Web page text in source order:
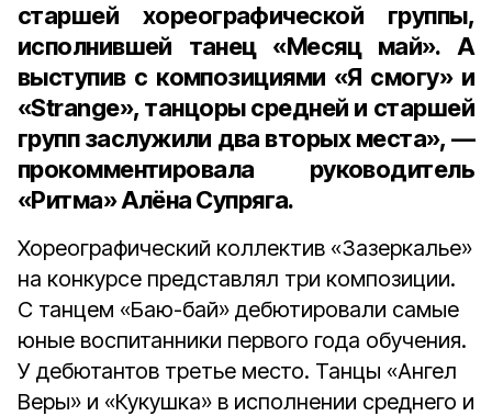
старшей хореографической группы,
исполнившей танец «Месяц май». А
выступив с композициями «Я смогу» и
«Strange», танцоры средней и старшей
групп заслужили два вторых места», —
прокомментировала руководитель
«Ритма» Алёна Супряга.
Хореографический коллектив «Зазеркалье»
на конкурсе представлял три композиции.
С танцем «Баю-бай» дебютировали самые
юные воспитанники первого года обучения.
У дебютантов третье место. Танцы «Ангел
Веры» и «Кукушка» в исполнении среднего и